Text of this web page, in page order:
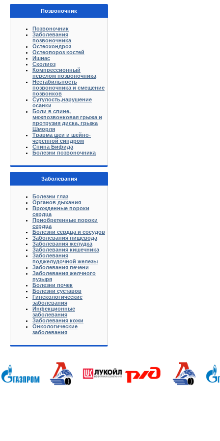
Позвоночник
Позвоночник
Заболевания
позвоночника
Остеохондроз
Остеопороз костей
Ишиас
Сколиоз
Компрессионный
перелом позвоночника
Нестабильность
позвоночника и смещение
позвонков
Сутулость,нарушение
осанки
Боли в спине,
межпозвонковая грыжа и
протрузия диска, грыжа
Шморля
Травма шеи и шейно-
черепной синдром
Спина Бифида
Болезни позвоночника
Заболевания
Болезни глаз
Органов дыхания
Врожденные пороки
сердца
Приобретенные пороки
сердца
Болезни сердца и сосудов
Заболевания пищевода
Заболевания желудка
Заболевания кишечника
Заболевания
поджелудочной железы
Заболевания печени
Заболевания желчного
пузыря
Болезни почек
Болезни суставов
Гинекологические
заболевания
Инфекционные
заболевания
Заболевания кожи
Онкологические
заболевания